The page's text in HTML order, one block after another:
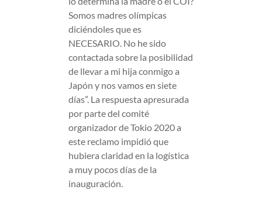
Somos madres olímpicas
diciéndoles que es
NECESARIO. No he sido
contactada sobre la posibilidad
de llevar a mi hija conmigo a
Japón y nos vamos en siete
días”. La respuesta apresurada
por parte del comité
organizador de Tokio 2020 a
este reclamo impidió que
hubiera claridad en la logística
a muy pocos días de la
inauguración.